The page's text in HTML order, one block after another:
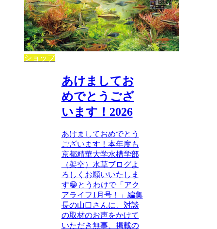
ショップ
あけましてお
めでとうござ
います！2026
あけましておめでとう
ございます！本年度も
京都精華大学水槽学部
（架空）水草ブログよ
ろしくお願いいたしま
す😁とうわけで「アク
アライフ1月号！」編集
長の山口さんに、対談
の取材のお声をかけて
いただき無事、掲載の